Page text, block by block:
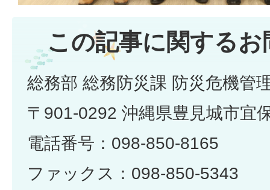
この記事に関する
総務部 総務防災課 防災危機管
〒901-0292 沖縄県豊見城市宜
電話番号：098-850-8165
ファックス：098-850-5343